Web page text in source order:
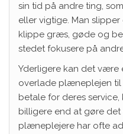
sin tid på andre ting,
eller vigtige. Man
klippe græs, gøde og
stedet fokusere på
Yderligere kan det være
overlade plæneplejen til
betale for deres
billigere end at gøre det
plæneplejere har ofte